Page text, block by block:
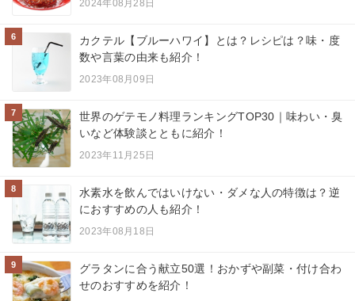
2024年08月28日
6
カクテル【ブルーハワイ】とは？レシピは？味・度
数や言葉の由来も紹介！
2023年08月09日
7
世界のゲテモノ料理ランキングTOP30｜味わい・臭
いなど体験談とともに紹介！
2023年11月25日
8
水素水を飲んではいけない・ダメな人の特徴は？逆
におすすめの人も紹介！
2023年08月18日
9
グラタンに合う献立50選！おかずや副菜・付け合わ
せのおすすめを紹介！